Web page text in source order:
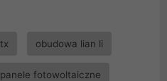
obudowa lian li
panele fotowoltaiczne